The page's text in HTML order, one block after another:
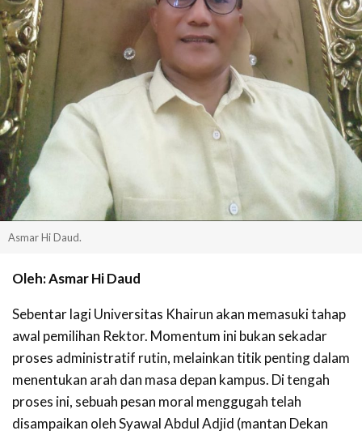
Asmar Hi Daud.
Oleh: Asmar Hi Daud
Sebentar lagi Universitas Khairun akan memasuki tahap
awal pemilihan Rektor. Momentum ini bukan sekadar
proses administratif rutin, melainkan titik penting dalam
menentukan arah dan masa depan kampus. Di tengah
proses ini, sebuah pesan moral menggugah telah
disampaikan oleh Syawal Abdul Adjid (mantan Dekan